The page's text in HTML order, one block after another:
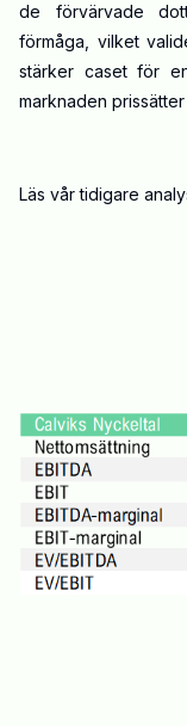
de förvärvade
förmåga, vilket
stärker caset för
marknaden
Läs vår tidigare